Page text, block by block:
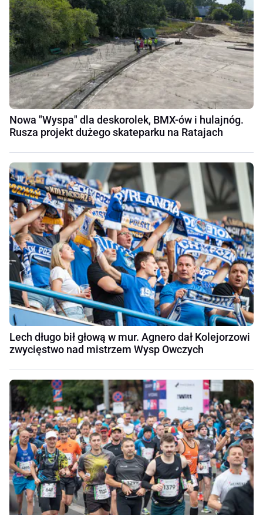
Nowa "Wyspa" dla deskorolek, BMX-ów i hulajnóg.
Rusza projekt dużego skateparku na Ratajach
Lech długo bił głową w mur. Agnero dał Kolejorzowi
zwycięstwo nad mistrzem Wysp Owczych